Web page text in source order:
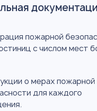
пожарной
с числом мест
о мерах пожарной
для каждого